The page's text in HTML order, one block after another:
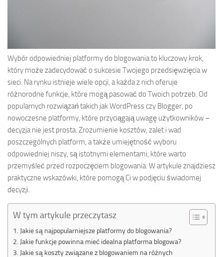
Wybór odpowiedniej platformy do blogowania to kluczowy krok,
który może zadecydować o sukcesie Twojego przedsięwzięcia w
sieci. Na rynku istnieje wiele opcji, a każda z nich oferuje
różnorodne funkcje, które mogą pasować do Twoich potrzeb. Od
popularnych rozwiązań takich jak WordPress czy Blogger, po
nowoczesne platformy, które przyciągają uwagę użytkowników –
decyzja nie jest prosta. Zrozumienie kosztów, zalet i wad
poszczególnych platform, a także umiejętność wyboru
odpowiedniej niszy, są istotnymi elementami, które warto
przemyśleć przed rozpoczęciem blogowania. W artykule znajdziesz
praktyczne wskazówki, które pomogą Ci w podjęciu świadomej
decyzji.
W tym artykule przeczytasz
Jakie są najpopularniejsze platformy do blogowania?
Jakie funkcje powinna mieć idealna platforma blogowa?
Jakie są koszty związane z blogowaniem na różnych